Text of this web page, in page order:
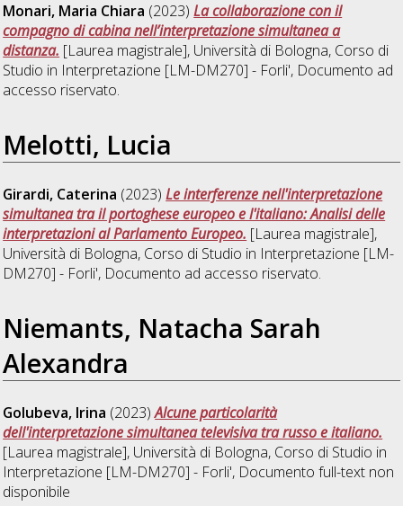
Monari, Maria Chiara (2023)La collaborazione con il
compagno di cabina nell’interpretazione simultanea a
distanza. [Laurea magistrale], Università di Bologna, Corso di
Studio in Interpretazione [LM-DM270] - Forli', Documento ad
accesso riservato.
Melotti, Lucia
Girardi, Caterina (2023)Le interferenze nell'interpretazione
simultanea tra il portoghese europeo e l'italiano: Analisi delle
interpretazioni al Parlamento Europeo. [Laurea magistrale],
Università di Bologna, Corso di Studio in Interpretazione [LM-
DM270] - Forli', Documento ad accesso riservato.
Niemants, Natacha Sarah
Alexandra
Golubeva, Irina (2023)Alcune particolarità
dell'interpretazione simultanea televisiva tra russo e italiano.
[Laurea magistrale], Università di Bologna, Corso di Studio in
Interpretazione [LM-DM270] - Forli', Documento full-text non
disponibile